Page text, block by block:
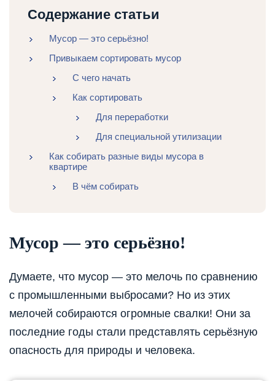
Содержание статьи
Мусор — это серьёзно!
Привыкаем сортировать мусор
С чего начать
Как сортировать
Для переработки
Для специальной утилизации
Как собирать разные виды мусора в
квартире
В чём собирать
Мусор — это серьёзно!
Думаете, что мусор — это мелочь по сравнению
с промышленными выбросами? Но из этих
мелочей собираются огромные свалки! Они за
последние годы стали представлять серьёзную
опасность для природы и человека.